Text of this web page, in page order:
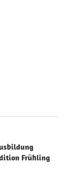
Frühling